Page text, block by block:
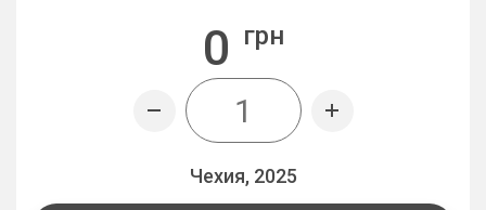
0 грн
Чехия, 2025